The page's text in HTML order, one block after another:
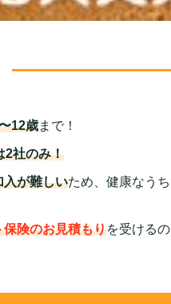
12歳まで！
2社のみ！
入が難しいため、健康なうち
保険のお見積もりを受けるの